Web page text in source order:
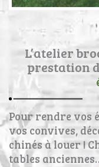
L’atelier
prestation
Pour rendre vos
vos convives,
chinés à louer !
tables